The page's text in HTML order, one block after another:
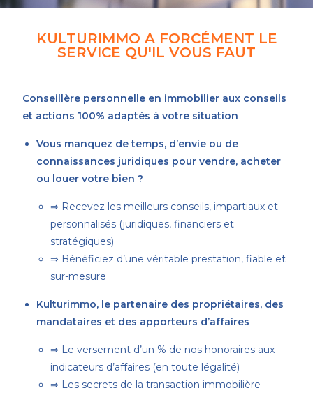
KULTURIMMO A FORCÉMENT LE
SERVICE QU'IL VOUS FAUT
Conseillère personnelle en immobilier aux conseils
et actions 100% adaptés à votre situation
Vous manquez de temps, d’envie ou de
connaissances juridiques pour vendre, acheter
ou louer votre bien ?
⇒ Recevez les meilleurs conseils, impartiaux et
personnalisés (juridiques, financiers et
stratégiques)
⇒ Bénéficiez d’une véritable prestation, fiable et
sur-mesure
Kulturimmo, le partenaire des propriétaires, des
mandataires et des apporteurs d’affaires
⇒ Le versement d’un % de nos honoraires aux
indicateurs d’affaires (en toute légalité)
⇒ Les secrets de la transaction immobilière